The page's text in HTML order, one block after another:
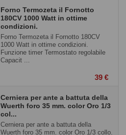
Forno Termozeta il Fornotto
180CV 1000 Watt in ottime
condizioni.
Forno Termozeta il Fornotto 180CV
1000 Watt in ottime condizioni.
Funzione timer Termostato regolabile
Capacit ...
39 €
Cerniera per ante a battuta della
Wuerth foro 35 mm. color Oro 1/3
col...
Cerniera per ante a battuta della
Wuerth foro 35 mm. color Oro 1/3 collo.